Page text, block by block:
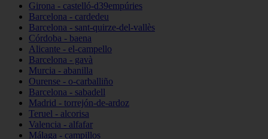
Girona - castelló-d39empúries
Barcelona - cardedeu
Barcelona - sant-quirze-del-vallès
Córdoba - baena
Alicante - el-campello
Barcelona - gavà
Murcia - abanilla
Ourense - o-carballiño
Barcelona - sabadell
Madrid - torrejón-de-ardoz
Teruel - alcorisa
Valencia - alfafar
Málaga - campillos